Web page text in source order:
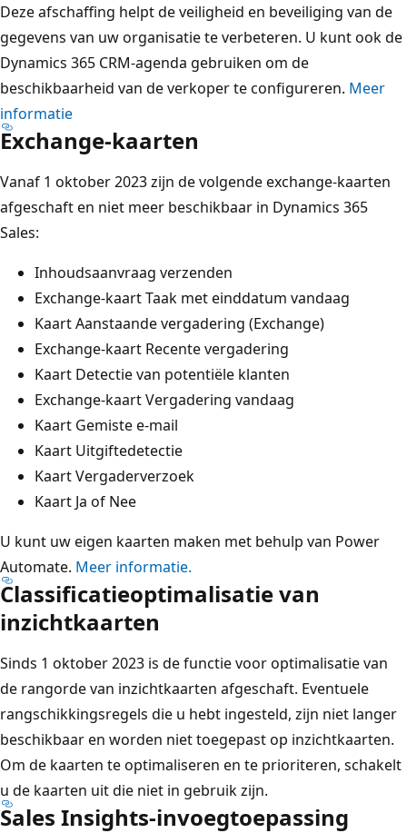
Deze afschaffing helpt de veiligheid en beveiliging van de
gegevens van uw organisatie te verbeteren. U kunt ook de
Dynamics 365 CRM-agenda gebruiken om de
beschikbaarheid van de verkoper te configureren. Meer
informatie
Exchange-kaarten
Vanaf 1 oktober 2023 zijn de volgende exchange-kaarten
afgeschaft en niet meer beschikbaar in Dynamics 365
Sales:
Inhoudsaanvraag verzenden
Exchange-kaart Taak met einddatum vandaag
Kaart Aanstaande vergadering (Exchange)
Exchange-kaart Recente vergadering
Kaart Detectie van potentiële klanten
Exchange-kaart Vergadering vandaag
Kaart Gemiste e-mail
Kaart Uitgiftedetectie
Kaart Vergaderverzoek
Kaart Ja of Nee
U kunt uw eigen kaarten maken met behulp van Power
Automate. Meer informatie.
Classificatieoptimalisatie van
inzichtkaarten
Sinds 1 oktober 2023 is de functie voor optimalisatie van
de rangorde van inzichtkaarten afgeschaft. Eventuele
rangschikkingsregels die u hebt ingesteld, zijn niet langer
beschikbaar en worden niet toegepast op inzichtkaarten.
Om de kaarten te optimaliseren en te prioriteren, schakelt
u de kaarten uit die niet in gebruik zijn.
Sales Insights-invoegtoepassing